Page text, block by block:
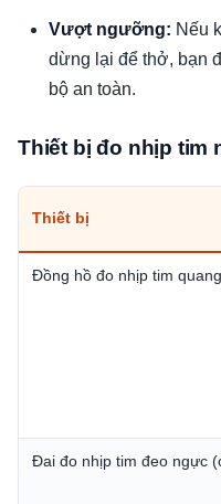
Vượt ngưỡng: Nếu
dừng lại để thở, bạn
bộ an toàn.
Thiết bị đo nhịp tim
Thiết bị
Đồng hồ đo nhịp tim
Đai đo nhịp tim đeo ngực